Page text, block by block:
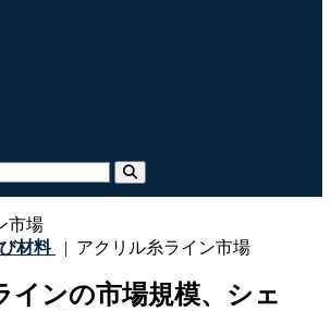
材料 | アクリル糸ライン市場
インの市場規模、シェ